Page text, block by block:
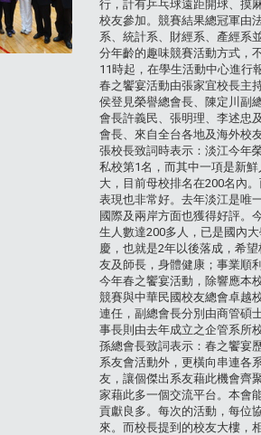
行，計有乒乓球遠距開球、摸
校友參加。競賽結果總冠軍由
系、統計系、財經系、產經系
分年齡的趣味競賽活動方式，
11時起，在學生活動中心進行
春之饗宴活動由張家宜校長主
侯登見榮譽總會長、陳定川副
會長許義民、張明理、李述忠
會長、來自全台各地及海外校
張校長致詞時表示：淡江今年
私校第1名，而其中一項是新
大，目前母校排名在200名內
表現也非常好。去年淡江是唯
國際及兩岸方面也獲得好評。
生人數達200多人，已是國內
慶，也就是2年以後落成，希
友及師長，身體健康；事業順
今年春之饗宴活動，除響應本
競賽與中華民國校友總會卓越
連任，副總會長分別由商管碩
事長則由去年成立之企管系所
孫總會長致詞表示：春之饗宴
系友會活動外，更橫向串連各
友，讓個傑出系友藉此機會齊
家藉此多一個交流平台。本會
貢獻良多。每次的活動，每位
來。而校長提到的校友大樓，